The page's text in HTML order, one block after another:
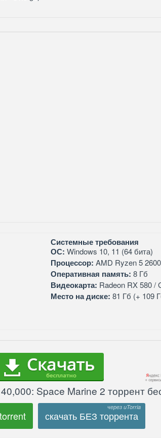
Системные требования
ОС: Windows 10, 11 (64 бита)
Процессор: AMD Ryzen 5
Оперативная память: 8 Гб
Видеокарта: Radeon RX 580 /
Место на диске: 81 Гб (+ 109
Space Marine 2 торрент
скачать БЕЗ торрента